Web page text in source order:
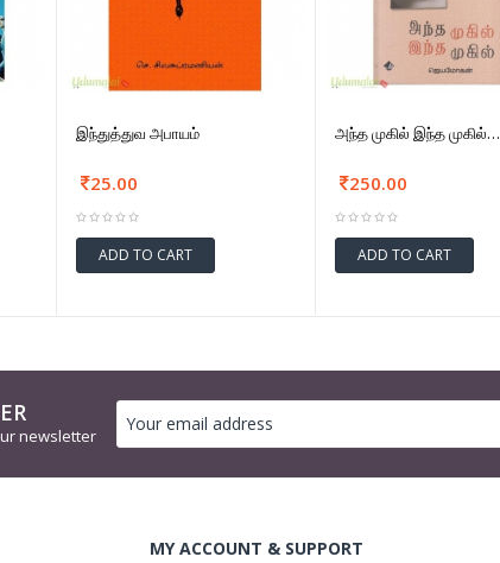
இந்துத்துவ அபாயம்
25.00
ADD TO CART
அந்த முகில் இந்த முகில்…
250.00
ADD TO CART
newsletter
MY ACCOUNT & SUPPORT